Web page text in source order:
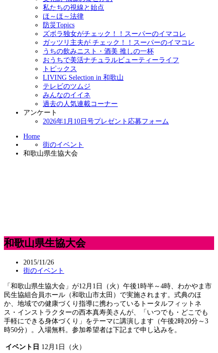
私たちの視線と始点
ほ～ほ～法律
防災Topics
ズボラ独女がチェック！！スーパーのイマコレ
ガッツリ主夫が チェック！！スーパーのイマコレ
うちの飲みニスト・酒美 推しの一杯
おうちで美活ナチュラルビューティーライフ
トピックス
LIVING Selection in 和歌山
テレビのツムジ
みんなのイイネ
過去の人気連載コーナー
アンケート
2026年1月10日号プレゼント応募フォーム
Home
街のイベント
和歌山県生協大会
和歌山県生協大会
2015/11/26
街のイベント
「和歌山県生協大会」が12月1日（火）午後1時半～4時、わかやま市
民生協組合員ホール（和歌山市太田）で実施されます。式典のほ
か、地域での健康づくり指導に携わっているトータルフィットネ
ス・インストラクターの西本真寿美さんが、「いつでも・どこでも
手軽にできる身体づくり」をテーマに講演します（午後2時20分～3
時50分）。入場無料。参加希望者は下記まで申し込みを。
イベント日 12月1日（火）